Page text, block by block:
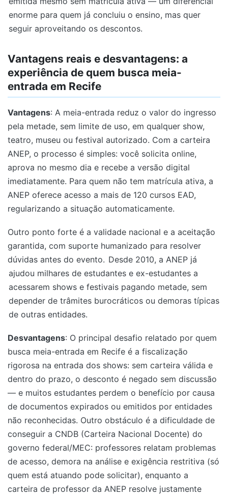
enorme para quem já concluiu o ensino, mas quer
seguir aproveitando os descontos.
Vantagens reais e desvantagens: a
experiência de quem busca meia-
entrada em Recife
Vantagens: A meia-entrada reduz o valor do ingresso
pela metade, sem limite de uso, em qualquer show,
teatro, museu ou festival autorizado. Com a carteira
ANEP, o processo é simples: você solicita online,
aprova no mesmo dia e recebe a versão digital
imediatamente. Para quem não tem matrícula ativa, a
ANEP oferece acesso a mais de 120 cursos EAD,
regularizando a situação automaticamente.
Outro ponto forte é a validade nacional e a aceitação
garantida, com suporte humanizado para resolver
dúvidas antes do evento. Desde 2010, a ANEP já
ajudou milhares de estudantes e ex-estudantes a
acessarem shows e festivais pagando metade, sem
depender de trâmites burocráticos ou demoras típicas
de outras entidades.
Desvantagens: O principal desafio relatado por quem
busca meia-entrada em Recife é a fiscalização
rigorosa na entrada dos shows: sem carteira válida e
dentro do prazo, o desconto é negado sem discussão
— e muitos estudantes perdem o benefício por causa
de documentos expirados ou emitidos por entidades
não reconhecidas. Outro obstáculo é a dificuldade de
conseguir a CNDB (Carteira Nacional Docente) do
governo federal/MEC: professores relatam problemas
de acesso, demora na análise e exigência restritiva (só
quem está atuando pode solicitar), enquanto a
carteira de professor da ANEP resolve justamente